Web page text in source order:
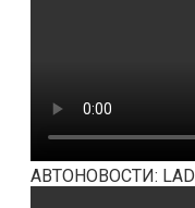
АВТОНОВОСТИ: